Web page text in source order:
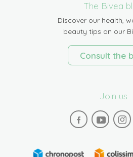
The Bivea
Discover our health,
beauty tips on our
Consult the
Join us